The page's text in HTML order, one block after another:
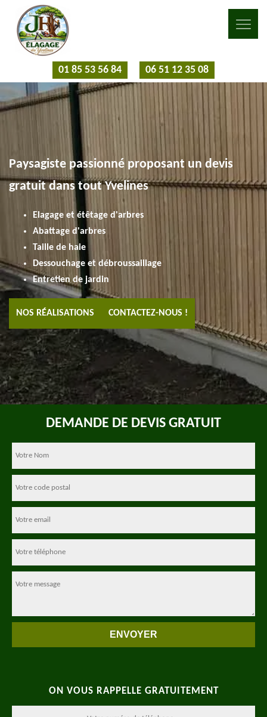
01 85 53 56 84 06 51 12 35 08
Paysagiste passionné proposant un devis
gratuit dans tout Yvelines
Elagage et étêtage d'arbres
Abattage d'arbres
Taille de haie
Dessouchage et débroussaillage
Entretien de jardin
NOS RÉALISATIONS CONTACTEZ-NOUS !
DEMANDE DE DEVIS GRATUIT
ON VOUS RAPPELLE GRATUITEMENT